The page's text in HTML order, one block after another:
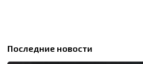
Последние новости